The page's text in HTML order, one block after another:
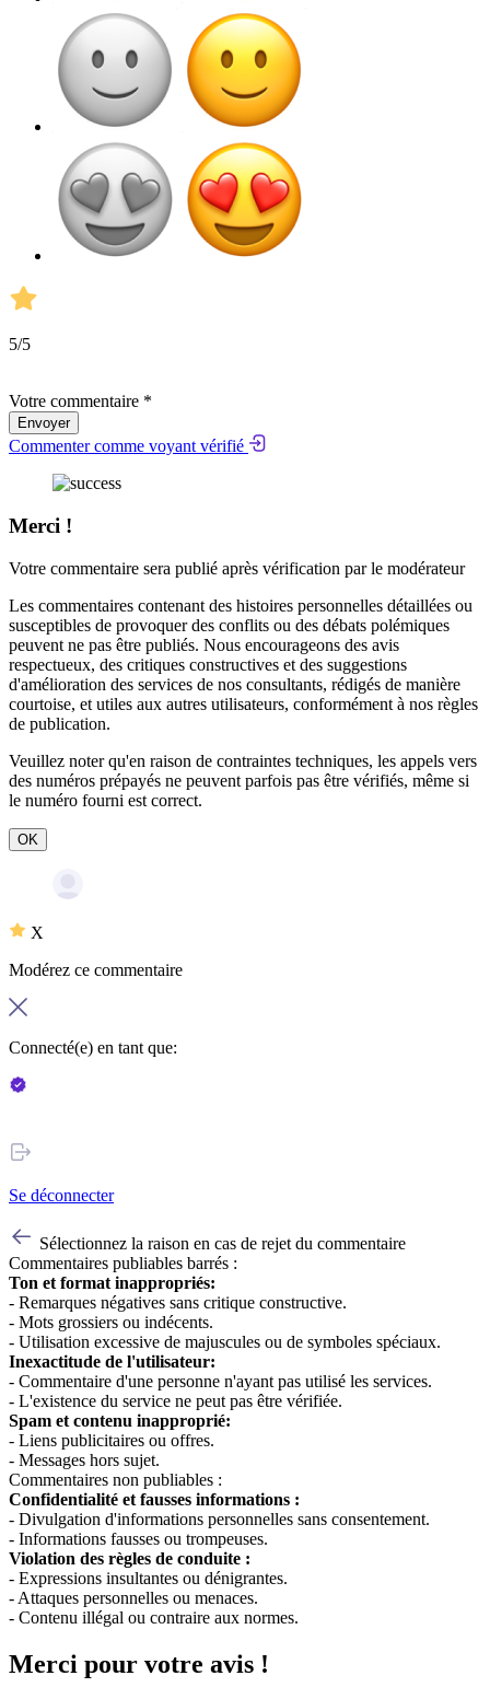
5/5
Votre commentaire *
Envoyer
Commenter comme voyant vérifié
Merci !
Votre commentaire sera publié après vérification par le modérateur
Les commentaires contenant des histoires personnelles détaillées ou
susceptibles de provoquer des conflits ou des débats polémiques
peuvent ne pas être publiés. Nous encourageons des avis
respectueux, des critiques constructives et des suggestions
d'amélioration des services de nos consultants, rédigés de manière
courtoise, et utiles aux autres utilisateurs, conformément à nos règles
de publication.
Veuillez noter qu'en raison de contraintes techniques, les appels vers
des numéros prépayés ne peuvent parfois pas être vérifiés, même si
le numéro fourni est correct.
OK
X
Modérez ce commentaire
Connecté(e) en tant que:
Se déconnecter
Sélectionnez la raison en cas de rejet du commentaire
Commentaires publiables barrés :
Ton et format inappropriés:
- Remarques négatives sans critique constructive.
- Mots grossiers ou indécents.
- Utilisation excessive de majuscules ou de symboles spéciaux.
Inexactitude de l'utilisateur:
- Commentaire d'une personne n'ayant pas utilisé les services.
- L'existence du service ne peut pas être vérifiée.
Spam et contenu inapproprié:
- Liens publicitaires ou offres.
- Messages hors sujet.
Commentaires non publiables :
Confidentialité et fausses informations :
- Divulgation d'informations personnelles sans consentement.
- Informations fausses ou trompeuses.
Violation des règles de conduite :
- Expressions insultantes ou dénigrantes.
- Attaques personnelles ou menaces.
- Contenu illégal ou contraire aux normes.
Merci pour votre avis !